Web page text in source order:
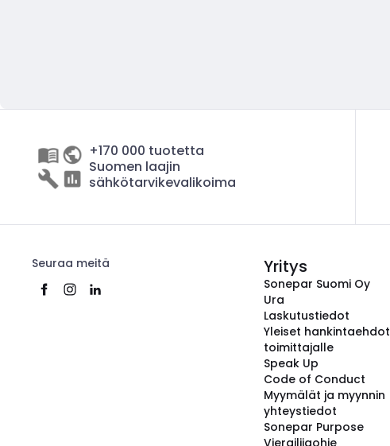
+170 000 tuotetta
Suomen laajin
sähkötarvikevalikoima
Seuraa meitä Yritys
Sonepar Suomi Oy
Ura
Laskutustiedot
Yleiset hankintaehdot
toimittajalle
Speak Up
Code of Conduct
Myymälät ja myynnin
yhteystiedot
Sonepar Purpose
Vierailijaohje